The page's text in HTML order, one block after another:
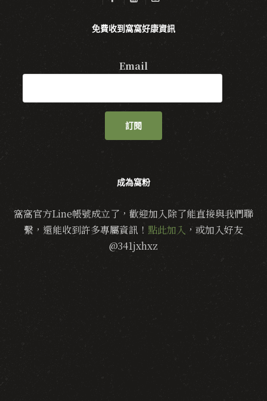
免費收到窩窩好康資訊
Email
訂閱
成為窩粉
窩窩官方Line帳號成立了，歡迎加入除了能直接與我們聯
繫，還能收到許多專屬資訊！ 點此加入 ，或加入好友
@341jxhxz